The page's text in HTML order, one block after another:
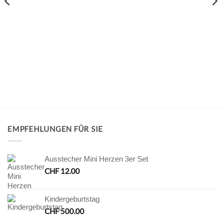
EMPFEHLUNGEN FÜR SIE
Ausstecher Mini Herzen 3er Set
CHF12.00
Kindergeburtstag
CHF500.00